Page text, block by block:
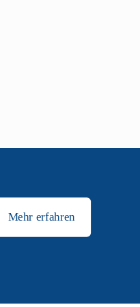
Mehr erfahren